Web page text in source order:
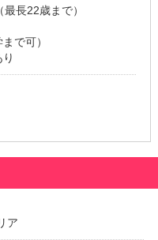
最長22歳まで）
まで可）
ア